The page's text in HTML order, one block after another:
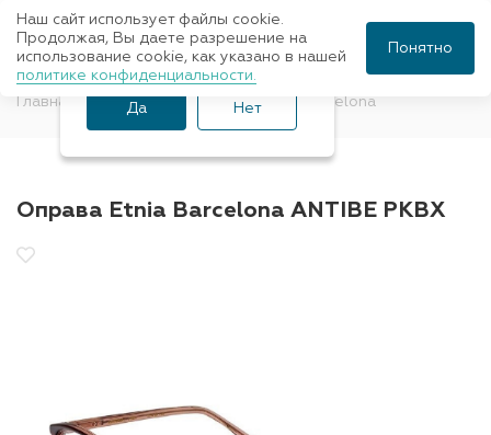
Главная Оправы для очков Etnia Barcelona
Оправа Etnia Barcelona ANTIBE PKBX
Ваш город Санкт-
Петербург?
Да Нет
Наш сайт использует файлы cookie.
Продолжая, Вы даете разрешение на
использование cookie, как указано в нашей
политике конфиденциальности.
Понятно